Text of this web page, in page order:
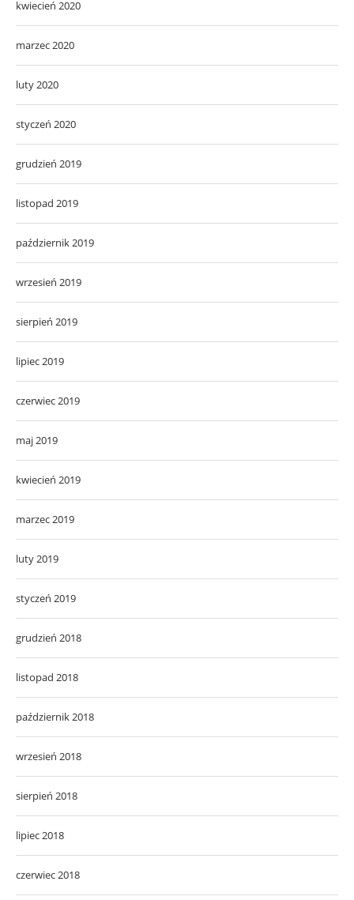
kwiecień 2020
marzec 2020
luty 2020
styczeń 2020
grudzień 2019
listopad 2019
październik 2019
wrzesień 2019
sierpień 2019
lipiec 2019
czerwiec 2019
maj 2019
kwiecień 2019
marzec 2019
luty 2019
styczeń 2019
grudzień 2018
listopad 2018
październik 2018
wrzesień 2018
sierpień 2018
lipiec 2018
czerwiec 2018